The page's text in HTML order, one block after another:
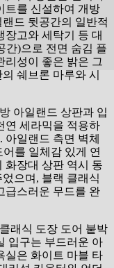
트를 신설하여 개방
드 뒷공간의 일반적
장고와 세탁기 등 대
간)으로 전면 숨김 플
리성이 좋은 밝은 그
쉐브론 마루와 시
아일랜드 상판과 입
연 세라믹을 적용하
일랜드 측면 벽체
를 일체감 있게 연
화장대 상판 역시 동
으며, 블랙 클래식
급스러운 무드를 완
래식 도장 도어 붙박
입구는 부드러운 아
실은 화이트 마블 타